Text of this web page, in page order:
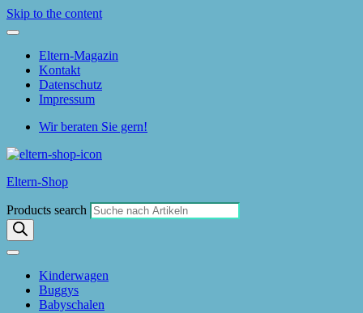
Skip to the content
Eltern-Magazin
Kontakt
Datenschutz
Impressum
Wir beraten Sie gern!
Eltern-Shop
Products search
Kinderwagen
Buggys
Babyschalen